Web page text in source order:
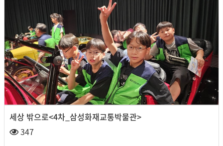
세상 밖으로<4차_삼성화재교통박물관>
347